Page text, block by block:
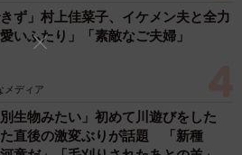
きず」村上佳菜子、イケメン夫と全力
いふたり」「素敵なご夫婦」
メディア
別生物みたい」初めて川遊びをした
直後の激変ぶりが話題 「新種